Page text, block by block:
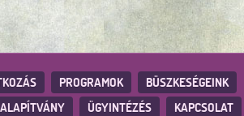
PROGRAMOK
BÜSZKESÉGEINK
ALAPÍTVÁNY ÜGYINTÉZÉS
KAPCSOLAT